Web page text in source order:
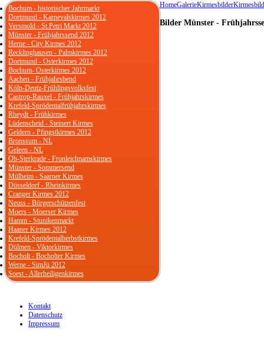
HomeGalerieKirmesbilder
Bilder Münster -
Bochum - historischer Jahrmarkt
Dortmund - Karnevalskirmes 2012
Versmold - St.Petri Markt 2012
Münster - Frühjahrssend 2012
Herne - City Kirmes 2012
Recklinghausen - Palmkirmes 2012
Dortmund - Osterkirmes 2012
Bochum- Osterkirmes 2012
Aachen - Frühjahrsbend
Köln-Deutz-Frühlingsvolksfest
Castrop-Rauxel - Frühjahrskirmes
Krefeld-Sprödentalfrühjahrskirmes
Rheydt - Frühkirmes
Lüdenscheid - Steinert Kirmes
Geldern - Pfingstkirmes 2012
Bronssum - NL
Geleen - NL
Ob-Sterkrade - Fronleichnamskirmes
Münster - Sommersend
Mülheim - Saarner Kirmes
Düsseldorf - Rheinkirmes
Cranger Kirmes 2012
Neuss - Bürgerschützenfest
Moers - Moerser Kirmes
Hamm - Stunikenmarkt
Haaner Kirmes 2012
Krefeld-Sprödentalherbstkirmes
Dülmen - Viktorkirmes
Bocholt - Bocholter Kirmes
Werne - SimJü 2012
Soest - Allerheiligenkirmes
Kontakt
Datenschutz
Impressum